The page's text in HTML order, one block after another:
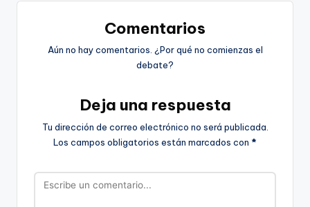
Comentarios
Aún no hay comentarios. ¿Por qué no comienzas el
debate?
Deja una respuesta
Tu dirección de correo electrónico no será publicada.
Los campos obligatorios están marcados con *